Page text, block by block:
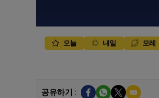
오늘 내일 모레
공유하기 :